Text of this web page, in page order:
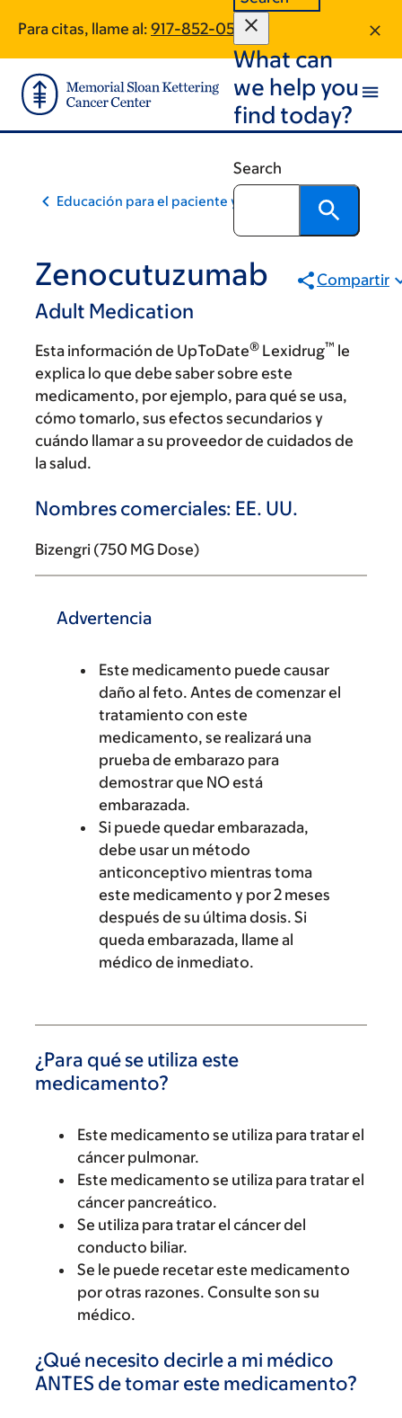
main
content
footer
Para citas, llame al: 917-852-0579
What can
we help you
find today?
Search
Educación para el paciente y la comunidad
Zenocutuzumab
Adult Medication
Compartir
Esta información de UpToDate® Lexidrug™ le
explica lo que debe saber sobre este
medicamento, por ejemplo, para qué se usa,
cómo tomarlo, sus efectos secundarios y
cuándo llamar a su proveedor de cuidados de
la salud.
Nombres comerciales: EE. UU.
Bizengri (750 MG Dose)
Advertencia
Este medicamento puede causar
daño al feto. Antes de comenzar el
tratamiento con este
medicamento, se realizará una
prueba de embarazo para
demostrar que NO está
embarazada.
Si puede quedar embarazada,
debe usar un método
anticonceptivo mientras toma
este medicamento y por 2 meses
después de su última dosis. Si
queda embarazada, llame al
médico de inmediato.
¿Para qué se utiliza este
medicamento?
Este medicamento se utiliza para tratar el
cáncer pulmonar.
Este medicamento se utiliza para tratar el
cáncer pancreático.
Se utiliza para tratar el cáncer del
conducto biliar.
Se le puede recetar este medicamento
por otras razones. Consulte son su
médico.
¿Qué necesito decirle a mi médico
ANTES de tomar este medicamento?